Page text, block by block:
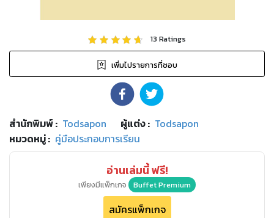
13 Ratings
เพิ่มไปรายการที่ชอบ
สำนักพิมพ์: Todsapon ผู้แต่ง : Todsapon
หมวดหมู่: คู่มือประกอบการเรียน
อ่านเล่มนี้ ฟรี!
เพียงมีแพ็กเกจ Buffet Premium
สมัครแพ็กเกจ